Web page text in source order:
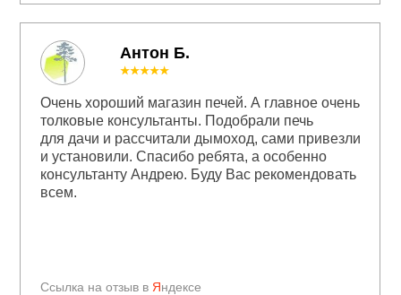
Антон Б.
Ссылка на отзыв в Яндексе
★★★★★
Очень хороший магазин печей. А главное очень
толковые консультанты. Подобрали печь
для дачи и рассчитали дымоход, сами привезли
и установили. Спасибо ребята, а особенно
консультанту Андрею. Буду Вас рекомендовать
всем.